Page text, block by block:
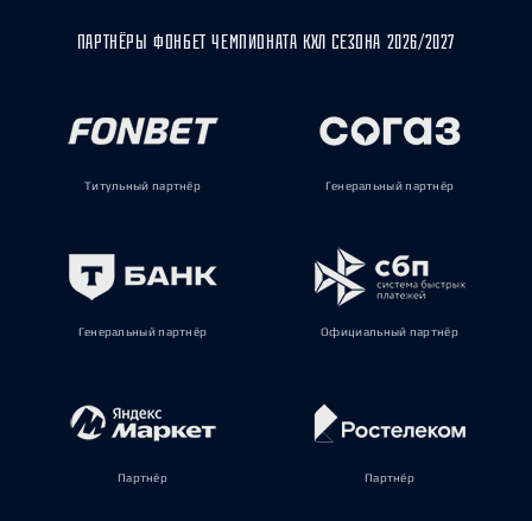
ПАРТНЁРЫ ФОНБЕТ ЧЕМПИОНАТА КХЛ СЕЗОНА 2026/2027
Титульный партнёр Генеральный партнёр
Генеральный партнёр Официальный партнёр
Партнёр Партнёр